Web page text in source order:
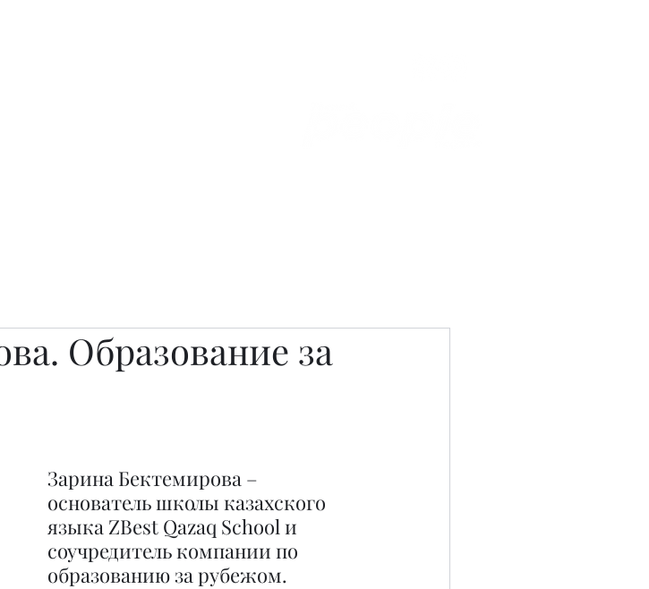
Образование за
Зарина Бектемирова –
основатель школы казахского
языка ZBest Qazaq School и
соучредитель компании по
образованию за рубежом.